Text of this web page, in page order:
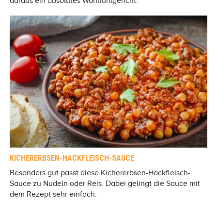
KICHERERBSEN-HACKFLEISCH-SAUCE
Besonders gut passt diese Kichererbsen-Hackfleisch-
Sauce zu Nudeln oder Reis. Dabei gelingt die Sauce mit
dem Rezept sehr einfach.